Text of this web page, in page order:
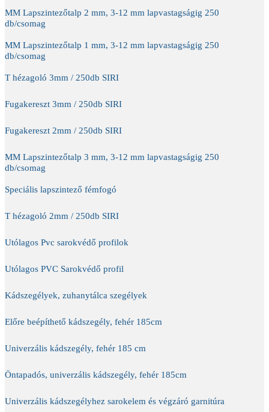
MM Lapszintezőtalp 2 mm, 3-12 mm lapvastagságig 250
db/csomag
MM Lapszintezőtalp 1 mm, 3-12 mm lapvastagságig 250
db/csomag
T hézagoló 3mm / 250db SIRI
Fugakereszt 3mm / 250db SIRI
Fugakereszt 2mm / 250db SIRI
MM Lapszintezőtalp 3 mm, 3-12 mm lapvastagságig 250
db/csomag
Speciális lapszintező fémfogó
T hézagoló 2mm / 250db SIRI
Utólagos Pvc sarokvédő profilok
Utólagos PVC Sarokvédő profil
Kádszegélyek, zuhanytálca szegélyek
Előre beépíthető kádszegély, fehér 185cm
Univerzális kádszegély, fehér 185 cm
Öntapadós, univerzális kádszegély, fehér 185cm
Univerzális kádszegélyhez sarokelem és végzáró garnitúra